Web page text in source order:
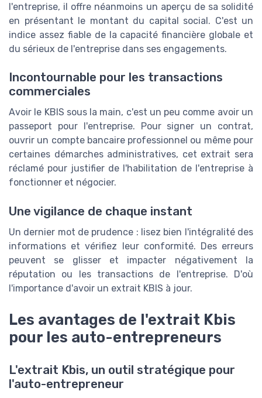
l'entreprise, il offre néanmoins un aperçu de sa solidité
en présentant le montant du capital social. C'est un
indice assez fiable de la capacité financière globale et
du sérieux de l'entreprise dans ses engagements.
Incontournable pour les transactions
commerciales
Avoir le KBIS sous la main, c'est un peu comme avoir un
passeport pour l'entreprise. Pour signer un contrat,
ouvrir un compte bancaire professionnel ou même pour
certaines démarches administratives, cet extrait sera
réclamé pour justifier de l'habilitation de l'entreprise à
fonctionner et négocier.
Une vigilance de chaque instant
Un dernier mot de prudence : lisez bien l'intégralité des
informations et vérifiez leur conformité. Des erreurs
peuvent se glisser et impacter négativement la
réputation ou les transactions de l'entreprise. D'où
l'importance d'avoir un extrait KBIS à jour.
Les avantages de l'extrait Kbis
pour les auto-entrepreneurs
L'extrait Kbis, un outil stratégique pour
l'auto-entrepreneur